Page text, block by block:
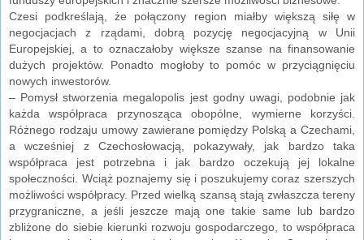
Czesi podkreślają, że połączony region miałby większą siłę w
negocjacjach z rządami, dobrą pozycję negocjacyjną w Unii
Europejskiej, a to oznaczałoby większe szanse na finansowanie
dużych projektów. Ponadto mogłoby to pomóc w przyciągnięciu
nowych inwestorów.
– Pomysł stworzenia megalopolis jest godny uwagi, podobnie jak
każda współpraca przynosząca obopólne, wymierne korzyści.
Różnego rodzaju umowy zawierane pomiędzy Polską a Czechami,
a wcześniej z Czechosłowacją, pokazywały, jak bardzo taka
współpraca jest potrzebna i jak bardzo oczekują jej lokalne
społeczności. Wciąż poznajemy się i poszukujemy coraz szerszych
możliwości współpracy. Przed wielką szansą stają zwłaszcza tereny
przygraniczne, a jeśli jeszcze mają one takie same lub bardzo
zbliżone do siebie kierunki rozwoju gospodarczego, to współpraca